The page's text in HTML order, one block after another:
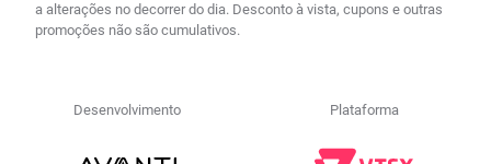
a alterações no decorrer do dia. Desconto à vista, cupons e outras
promoções não são cumulativos.
Desenvolvimento Plataforma